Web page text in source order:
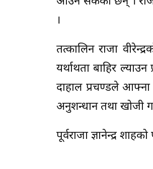
।
तत्कालिन राजा
यर्थाथता बाहिर
दाहाल प्रचण्डले आफ्ना
अनुशन्धान तथा खोजी
पूर्वराजा ज्ञानेन्द्र